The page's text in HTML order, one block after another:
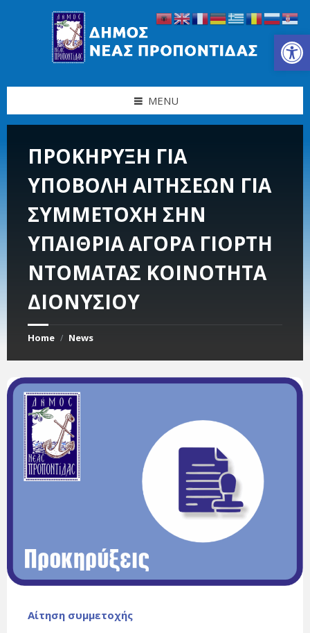
Ανοίξτε τη γραμμή εργαλείων
MENU
ΠΡΟΚΗΡΥΞΗ ΓΙΑ
ΥΠΟΒΟΛΗ ΑΙΤΗΣΕΩΝ ΓΙΑ
ΣΥΜΜΕΤΟΧΗ ΣΗΝ
ΥΠΑΙΘΡΙΑ ΑΓΟΡΑ ΓΙΟΡΤΗ
ΝΤΟΜΑΤΑΣ ΚΟΙΝΟΤΗΤΑ
ΔΙΟΝΥΣΙΟΥ
Home / News
Αίτηση συμμετοχής